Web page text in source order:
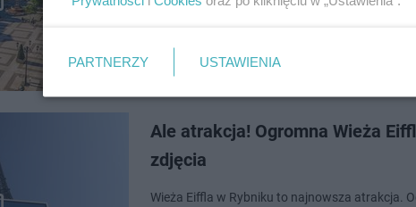
zapobiec upałom, suszy i betonozie …
Ale atrakcja! Ogromna Wieża
zdjęcia
Wieża Eiffla w Rybniku to najnowsza atrakcja.
PARTNERZY USTAWIENIA